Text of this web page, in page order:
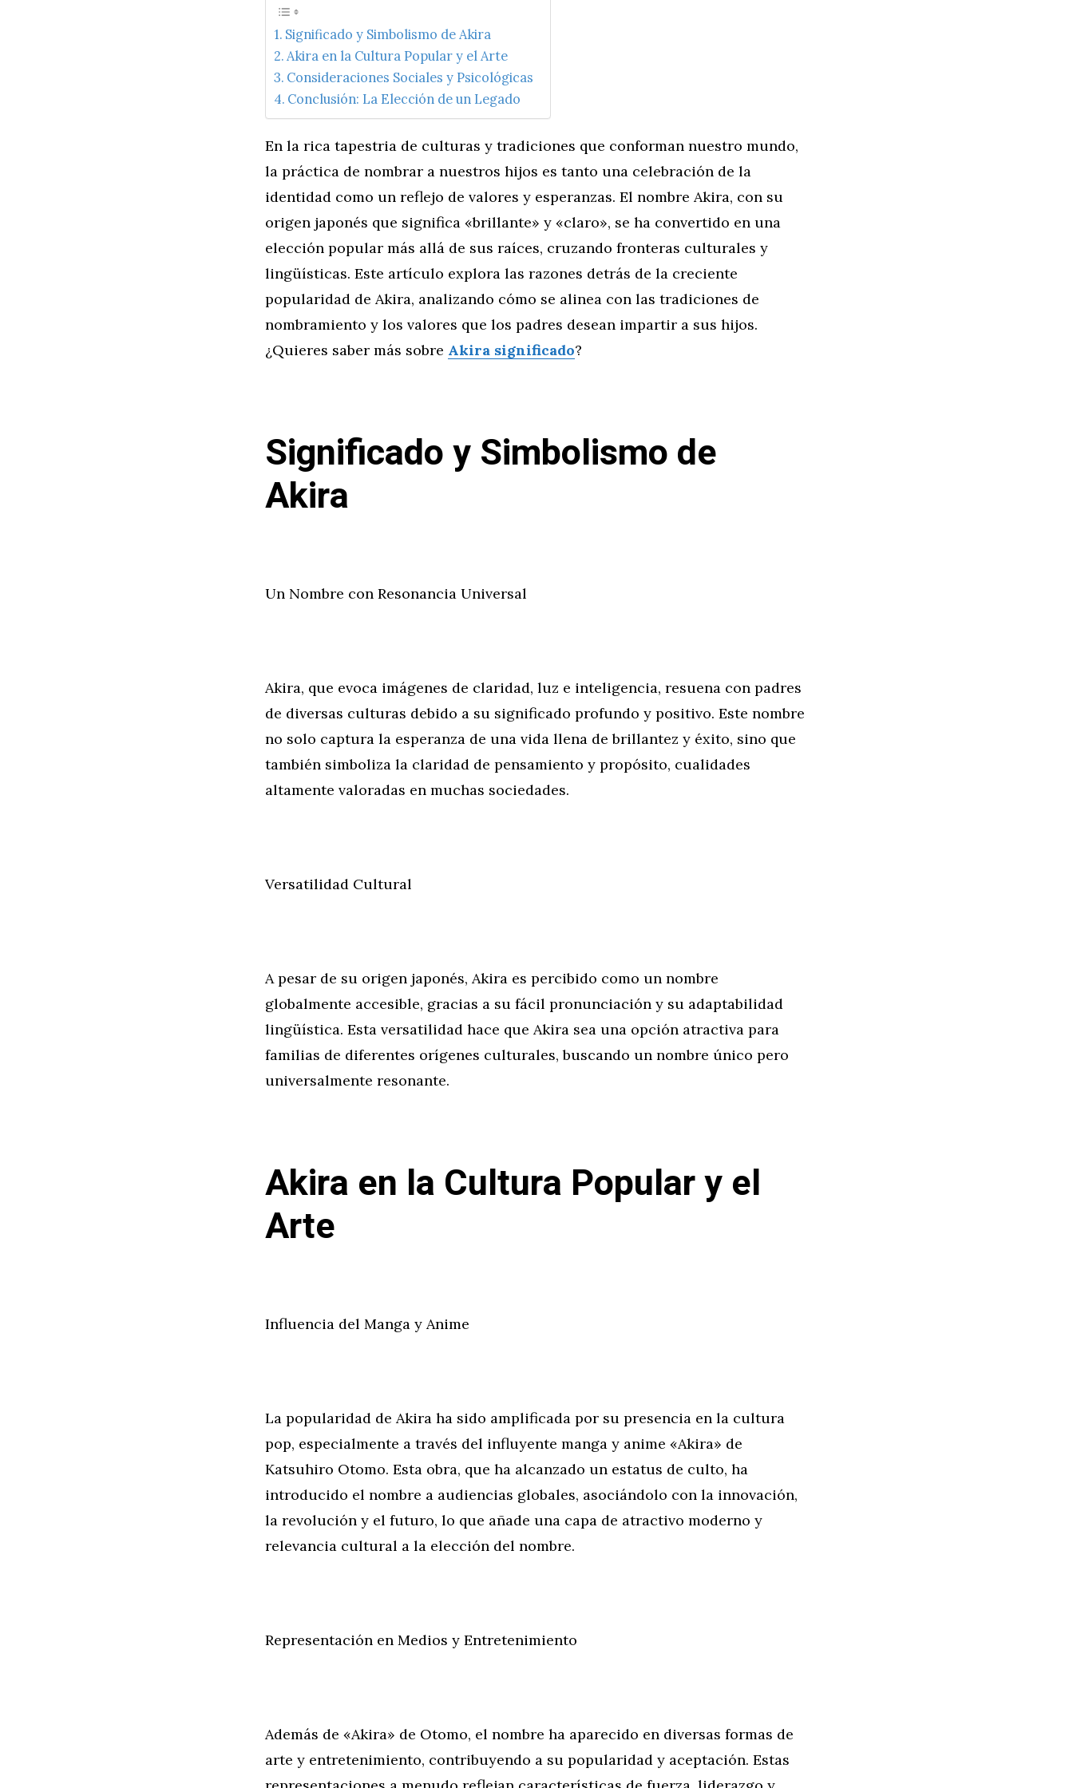
Significado y Simbolismo de Akira
Akira en la Cultura Popular y el Arte
Consideraciones Sociales y Psicológicas
Conclusión: La Elección de un Legado
En la rica tapestria de culturas y tradiciones que conforman nuestro mundo,
la práctica de nombrar a nuestros hijos es tanto una celebración de la
identidad como un reflejo de valores y esperanzas. El nombre Akira, con su
origen japonés que significa «brillante» y «claro», se ha convertido en una
elección popular más allá de sus raíces, cruzando fronteras culturales y
lingüísticas. Este artículo explora las razones detrás de la creciente
popularidad de Akira, analizando cómo se alinea con las tradiciones de
nombramiento y los valores que los padres desean impartir a sus hijos.
¿Quieres saber más sobre Akira significado?
Significado y Simbolismo de
Akira
Un Nombre con Resonancia Universal
Akira, que evoca imágenes de claridad, luz e inteligencia, resuena con padres
de diversas culturas debido a su significado profundo y positivo. Este nombre
no solo captura la esperanza de una vida llena de brillantez y éxito, sino que
también simboliza la claridad de pensamiento y propósito, cualidades
altamente valoradas en muchas sociedades.
Versatilidad Cultural
A pesar de su origen japonés, Akira es percibido como un nombre
globalmente accesible, gracias a su fácil pronunciación y su adaptabilidad
lingüística. Esta versatilidad hace que Akira sea una opción atractiva para
familias de diferentes orígenes culturales, buscando un nombre único pero
universalmente resonante.
Akira en la Cultura Popular y el
Arte
Influencia del Manga y Anime
La popularidad de Akira ha sido amplificada por su presencia en la cultura
pop, especialmente a través del influyente manga y anime «Akira» de
Katsuhiro Otomo. Esta obra, que ha alcanzado un estatus de culto, ha
introducido el nombre a audiencias globales, asociándolo con la innovación,
la revolución y el futuro, lo que añade una capa de atractivo moderno y
relevancia cultural a la elección del nombre.
Representación en Medios y Entretenimiento
Además de «Akira» de Otomo, el nombre ha aparecido en diversas formas de
arte y entretenimiento, contribuyendo a su popularidad y aceptación. Estas